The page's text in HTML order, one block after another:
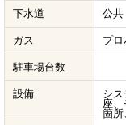
下水道 公共
ガス プロ
駐車場台数
設備
シ
座
箇所